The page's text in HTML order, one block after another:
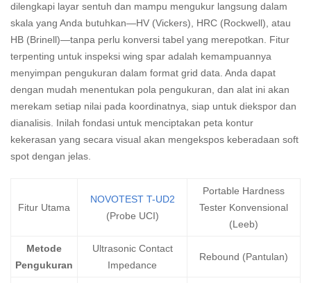
dilengkapi layar sentuh dan mampu mengukur langsung dalam
skala yang Anda butuhkan—HV (Vickers), HRC (Rockwell), atau
HB (Brinell)—tanpa perlu konversi tabel yang merepotkan. Fitur
terpenting untuk inspeksi wing spar adalah kemampuannya
menyimpan pengukuran dalam format grid data. Anda dapat
dengan mudah menentukan pola pengukuran, dan alat ini akan
merekam setiap nilai pada koordinatnya, siap untuk diekspor dan
dianalisis. Inilah fondasi untuk menciptakan peta kontur
kekerasan yang secara visual akan mengekspos keberadaan soft
spot dengan jelas.
Fitur Utama
NOVOTEST T-UD2
(Probe UCI)
Portable Hardness
Tester Konvensional
(Leeb)
Metode
Pengukuran
Ultrasonic Contact
Impedance
Rebound (Pantulan)